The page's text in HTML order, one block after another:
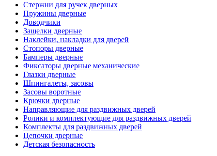
Стержни для ручек дверных
Пружины дверные
Доводчики
Защелки дверные
Наклейки, накладки для дверей
Стопоры дверные
Бамперы дверные
Фиксаторы дверные механические
Глазки дверные
Шпингалеты, засовы
Засовы воротные
Крючки дверные
Направляющие для раздвижных дверей
Ролики и комплектующие для раздвижных дверей
Комплекты для раздвижных дверей
Цепочки дверные
Детская безопасность